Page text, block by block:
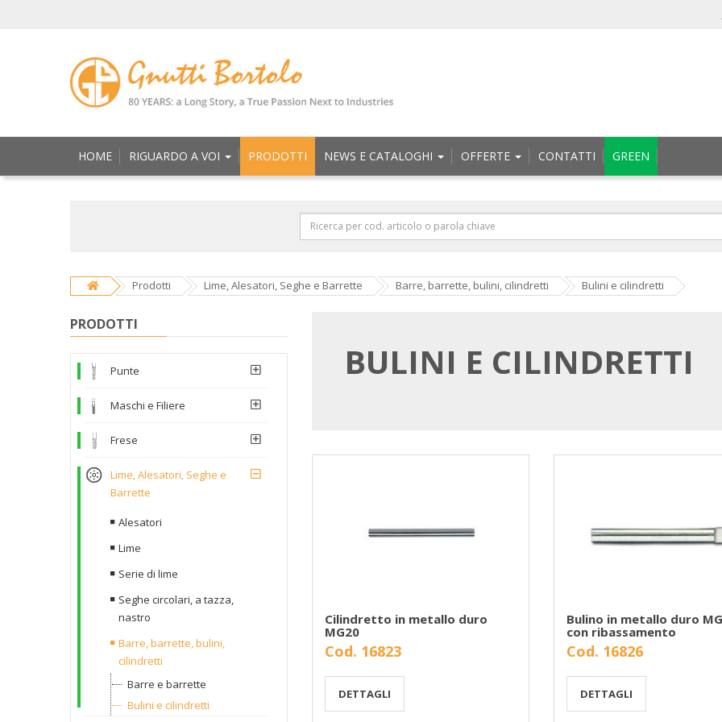
HOME RIGUARDO A VOI PRODOTTI NEWS E CATALOGHI OFFERTE CONTATTI GREEN
Prodotti Lime, Alesatori, Seghe e Barrette Barre, barrette, bulini, cilindretti Bulini e cilindretti
BULINI E CILINDRETTI
Cilindretto in metallo duro
MG20
Cod. 16823
DETTAGLI
Bulino in metallo duro
con ribassamento
Cod. 16826
DETTAGLI
PRODOTTI
Punte
Maschi e Filiere
Frese
Lime, Alesatori, Seghe e
Barrette
Alesatori
Lime
Serie di lime
Seghe circolari, a tazza,
nastro
Barre, barrette, bulini,
cilindretti
Barre e barrette
Bulini e cilindretti